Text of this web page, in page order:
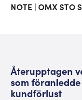
NOTE | OMX STO
Återupptagen
som
kundförlust